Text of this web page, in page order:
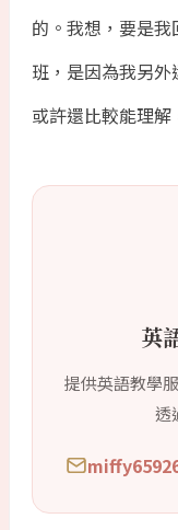
的。我想，要是
班，是因為我另
或許還比較能理解
英
提供英語教學
透